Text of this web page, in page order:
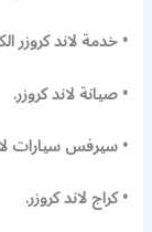
• خدمة لاند كروزر
• صيانة لاند كروزر.
• سيرفس سيارات
• كراج لاند كروزر.